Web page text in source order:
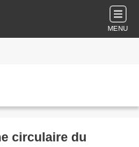
MENU
circulaire du